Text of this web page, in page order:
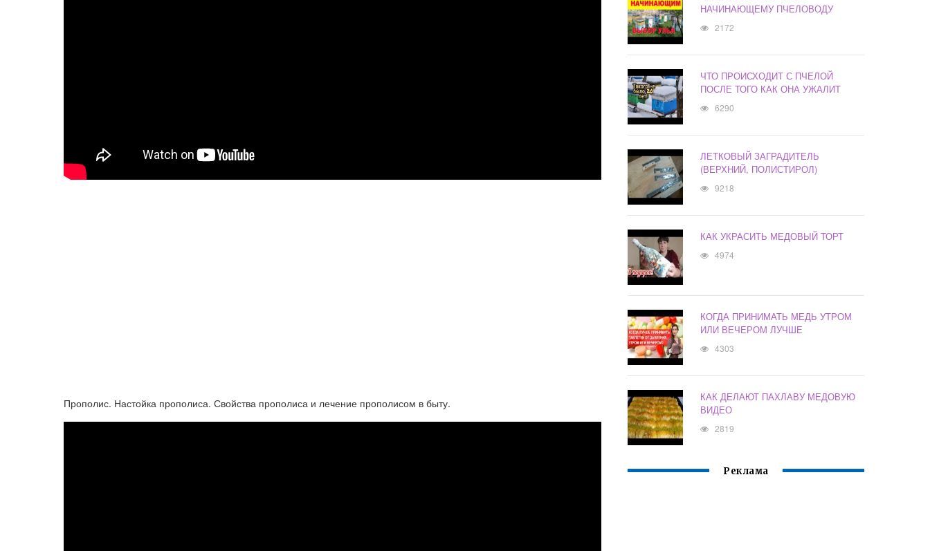
Прополис. Настойка прополиса. Свойства прополиса и лечение прополисом в быту.
НАЧИНАЮЩЕМУ ПЧЕЛОВОДУ
2172
ЧТО ПРОИСХОДИТ С ПЧЕЛОЙ
ПОСЛЕ ТОГО КАК ОНА УЖАЛИТ
6290
ЛЕТКОВЫЙ ЗАГРАДИТЕЛЬ
(ВЕРХНИЙ, ПОЛИСТИРОЛ)
9218
КАК УКРАСИТЬ МЕДОВЫЙ ТОРТ
4974
КОГДА ПРИНИМАТЬ МЕДЬ УТРОМ
ИЛИ ВЕЧЕРОМ ЛУЧШЕ
4303
КАК ДЕЛАЮТ ПАХЛАВУ МЕДОВУЮ
ВИДЕО
2819
Реклама